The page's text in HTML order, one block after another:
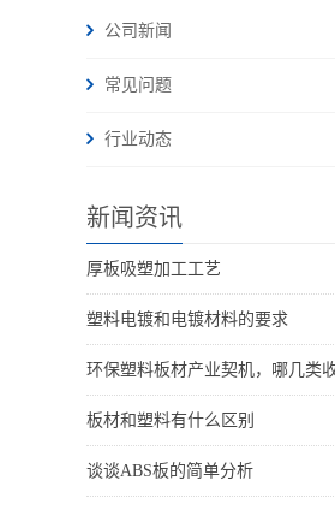
公司新闻
常见问题
行业动态
新闻资讯
厚板吸塑加工工艺
塑料电镀和电镀材料的要求
板材和塑料有什么区别
谈谈ABS板的简单分析